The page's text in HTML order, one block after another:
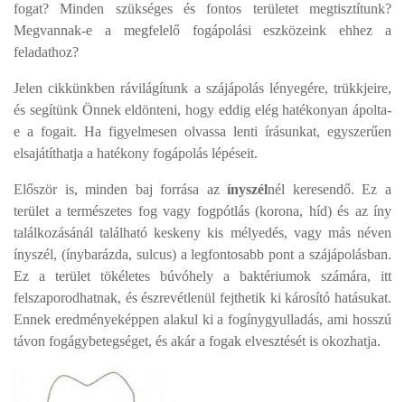
fogat? Minden szükséges és fontos területet megtisztítunk?
Megvannak-e a megfelelő fogápolási eszközeink ehhez a
feladathoz?
Jelen cikkünkben rávilágítunk a szájápolás lényegére, trükkjeire,
és segítünk Önnek eldönteni, hogy eddig elég hatékonyan ápolta-
e a fogait. Ha figyelmesen olvassa lenti írásunkat, egyszerűen
elsajátíthatja a hatékony fogápolás lépéseit.
Először is, minden baj forrása azínyszélnél keresendő.Ez a
terület a természetes fog vagy fogpótlás (korona, híd) és az íny
találkozásánál található keskeny kis mélyedés, vagy más néven
ínyszél, (ínybarázda, sulcus) a legfontosabb pont a szájápolásban.
Ez a terület tökéletes búvóhely a baktériumok számára, itt
felszaporodhatnak, és észrevétlenül fejthetik ki károsító hatásukat.
Ennek eredményeképpen alakul ki a fogínygyulladás, ami hosszú
távon fogágybetegséget, és akár a fogak elvesztését is okozhatja.